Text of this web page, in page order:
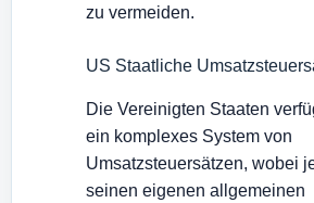
zu vermeiden.
US Staatliche
Die Vereinigten Staaten
ein komplexes System von
Umsatzsteuersätzen, wobei
seinen eigenen allgemeinen